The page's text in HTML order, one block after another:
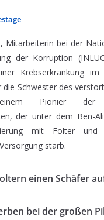
Mitarbeiterin bei der
der Korruption
Krebserkrankung
die Schwester des
Pionier der
der unter dem Ben-
mit Folter und
starb.
einen Schäfer
bei der großen